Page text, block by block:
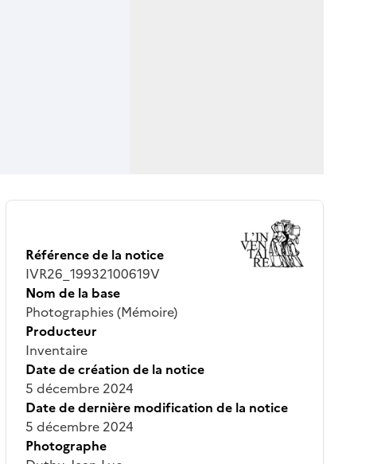
Référence de la notice
IVR26_19932100619V
Nom de la base
Photographies (Mémoire)
Producteur
Inventaire
Date de création de la notice
5 décembre 2024
Date de dernière modification de la notice
5 décembre 2024
Photographe